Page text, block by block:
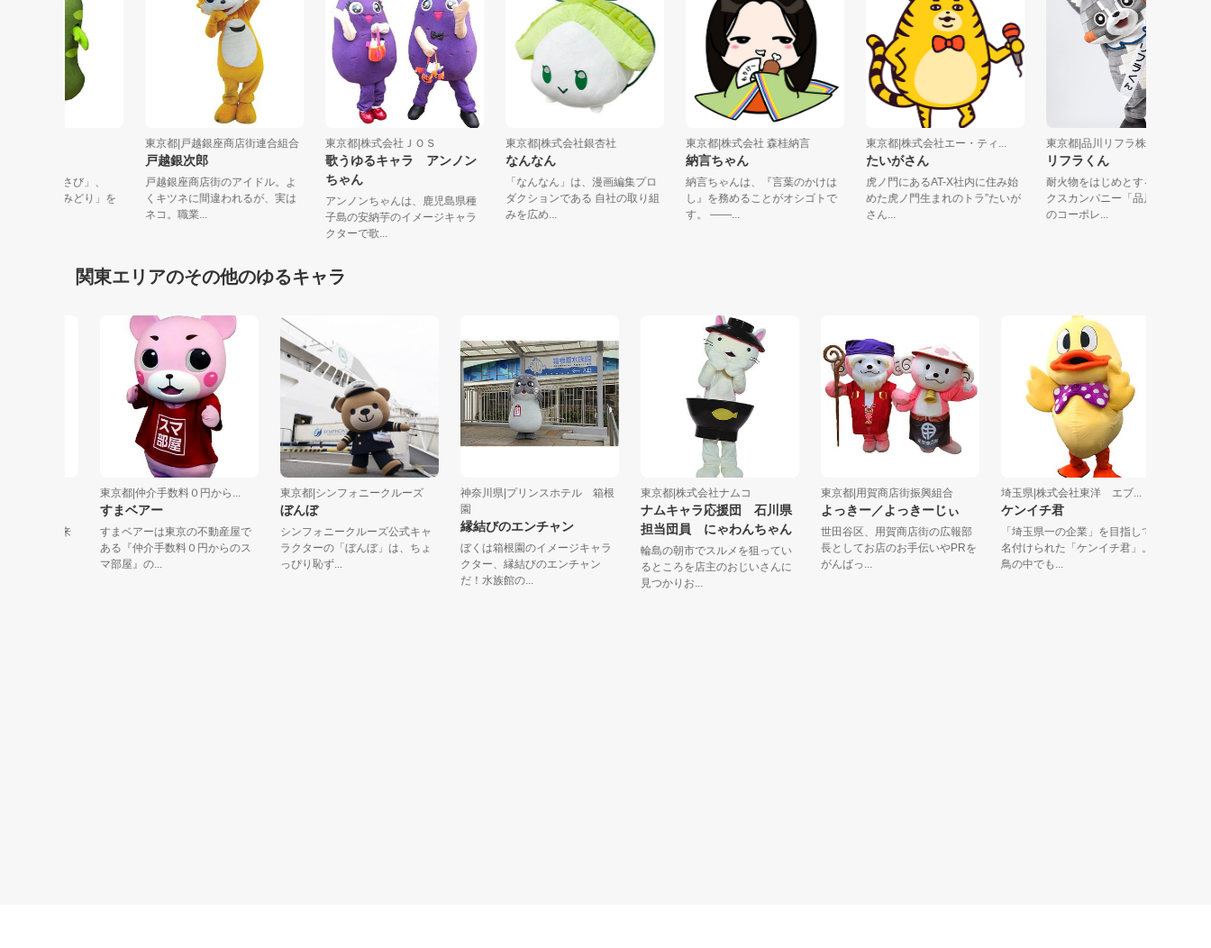
摩町の特産「わさび」、
流」、「豊かなみどり」を
東京都|戸越銀座商店街連合組合
戸越銀次郎
戸越銀座商店街のアイドル。よ
くキツネに間違われるが、実は
ネコ。職業...
東京都|株式会社ＪＯＳ
歌うゆるキャラ アンノン
ちゃん
アンノンちゃんは、鹿児島県種
子島の安納芋のイメージキャラ
クターで歌...
東京都|株式会社銀杏社
なんなん
「なんなん」は、漫画編集プロ
ダクションである 自社の取り組
みを広め...
東京都|株式会社 森桂納言
納言ちゃん
納言ちゃんは、『言葉のかけは
し』を務めることがオシゴトで
す。 ――...
東京都|株式会社エー・ティ...
たいがさん
虎ノ門にあるAT-X社内に住み始
めた虎ノ門生まれのトラ”たいが
さん...
東京都|品川リフラ株式会社
リフラくん
耐火物をはじめとするセラ
クスカンパニー「品川リフ
のコーポレ...
関東エリアのその他のゆるキャラ
東京都|仲介手数料０円から...
すまベアー
すまベアーは東京の不動産屋で
ある『仲介手数料０円からのス
マ部屋』の...
東京都|シンフォニークルーズ
ぼんぼ
シンフォニークルーズ公式キャ
ラクターの「ぼんぼ」は、ちょ
っぴり恥ず...
神奈川県|プリンスホテル 箱根
縁結びのエンチャン
ぼくは箱根園のイメージキャラ
クター、縁結びのエンチャン
だ！水族館の...
東京都|株式会社ナムコ
ナムキャラ応援団 石川県
担当団員 にゃわんちゃん
輪島の朝市でスルメを狙ってい
るところを店主のおじいさんに
見つかりお...
東京都|用賀商店街振興組合
よっきー／よっきーじぃ
世田谷区、用賀商店街の広報部
長としてお店のお手伝いやPRを
がんばっ...
埼玉県|株式会社東洋 エブ...
ケンイチ君
「埼玉県一の企業」を目指して
名付けられた「ケンイチ君」。
鳥の中でも...